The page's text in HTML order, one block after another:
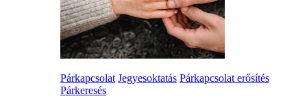
Párkapcsolat Jegyesoktatás Párkapcsolat erősítés
Párkeresés